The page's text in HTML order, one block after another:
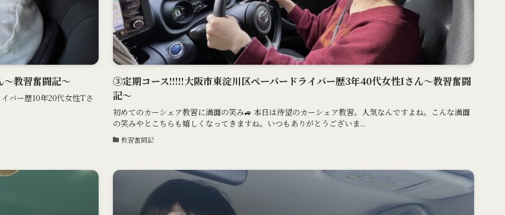
教習奮闘記〜
バー歴10年20代女性Tさ
③定期コース!!!!!大阪市東淀川区ペーパードライバー歴3年40代女性Iさん〜教習奮闘
記〜
初めてのカーシェア教習に満面の笑み🚙 本日は待望のカーシェア教習。人気なんですよね。こんな満面
の笑みやとこちらも嬉しくなってきますね。いつもありがとうございま...
教習奮闘記